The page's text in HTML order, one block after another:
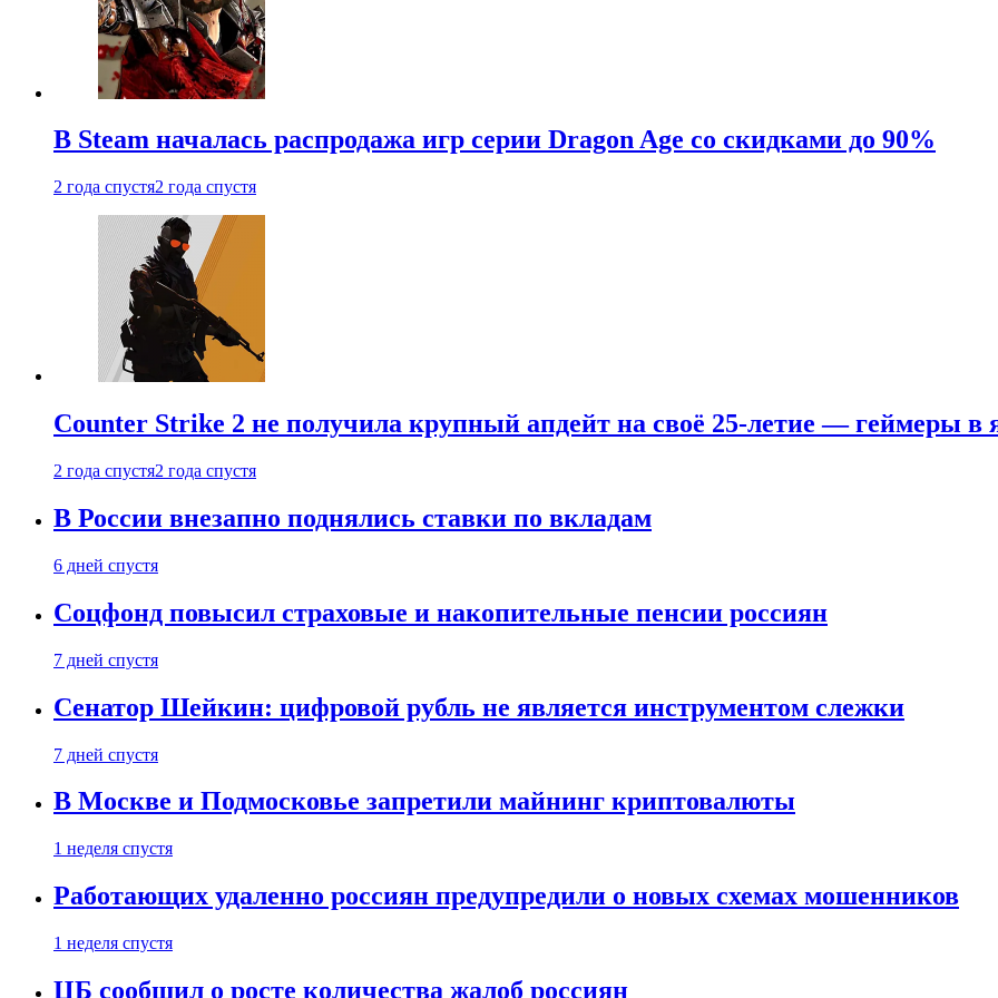
В Steam началась распродажа игр серии Dragon Age со скидками до 90%
2 года спустя2 года спустя
Counter Strike 2 не получила крупный апдейт на своё 25-летие — геймеры в
2 года спустя2 года спустя
В России внезапно поднялись ставки по вкладам
6 дней спустя
Соцфонд повысил страховые и накопительные пенсии россиян
7 дней спустя
Сенатор Шейкин: цифровой рубль не является инструментом слежки
7 дней спустя
В Москве и Подмосковье запретили майнинг криптовалюты
1 неделя спустя
Работающих удаленно россиян предупредили о новых схемах мошенников
1 неделя спустя
ЦБ сообщил о росте количества жалоб россиян